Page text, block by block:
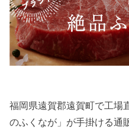
福岡県遠賀郡遠賀町で工場
のふくなが」が手掛ける通